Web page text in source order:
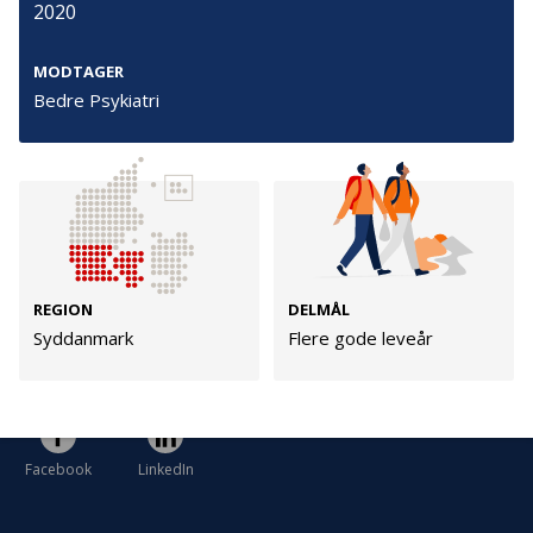
2020
MODTAGER
Bedre Psykiatri
REGION
Syddanmark
DELMÅL
Flere gode leveår
Cookies
Vilkår
Følg os
TryghedsGruppen
Facebook
Facebook LinkedIn